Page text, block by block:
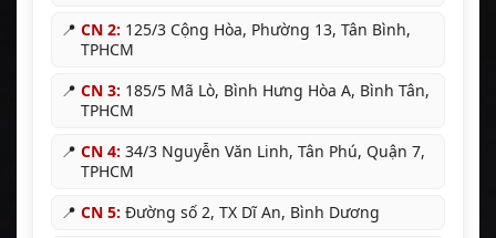
📍 CN 2: 125/3 Cộng Hòa, Phường 13, Tân Bình,
TPHCM
📍 CN 3: 185/5 Mã Lò, Bình Hưng Hòa A, Bình Tân,
TPHCM
📍 CN 4: 34/3 Nguyễn Văn Linh, Tân Phú, Quận 7,
TPHCM
📍 CN 5: Đường số 2, TX Dĩ An, Bình Dương